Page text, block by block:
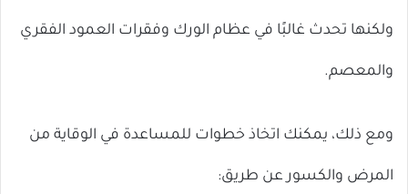
ولكنها تحدث غالبًا في عظام الورك وفقرات العمود الفقري
والمعصم.
ومع ذلك، يمكنك اتخاذ خطوات للمساعدة في الوقاية من
المرض والكسور عن طريق: